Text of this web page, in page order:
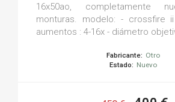
16x50ao, completamente
monturas. modelo: - crossfire
aumentos : 4-16x - diámetro
Fabricante: Otro
Estado: Nuevo